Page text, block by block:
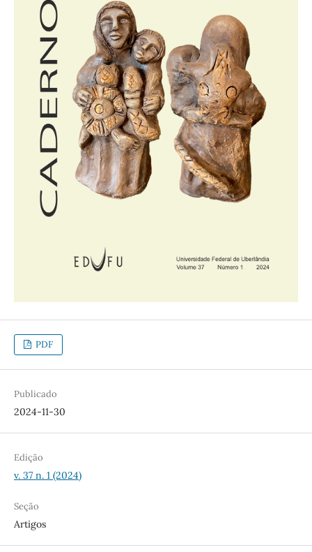
PDF
Publicado
2024-11-30
Edição
v. 37 n. 1 (2024)
Seção
Artigos